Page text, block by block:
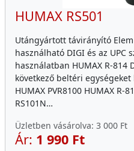
HUMAX RS501
Utángyártott távirányító
használható DIGI és az UPC
használatban HUMAX R-814
következő beltéri egységeket
HUMAX PVR8100 HUMAX R-
RS101N…
Üzletben vásárolva: 3 000 Ft
Ár: 1 990 Ft